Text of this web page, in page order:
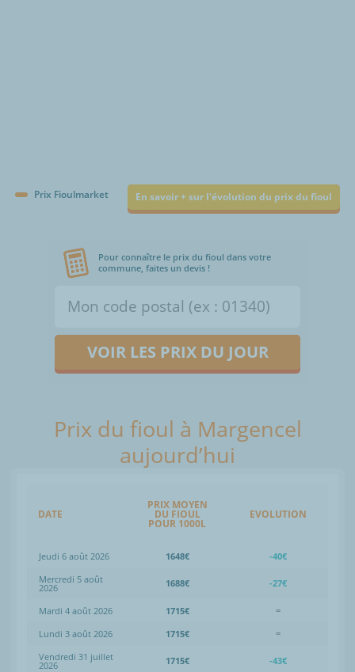
Prix Fioulmarket En savoir + sur l'évolution du prix du fioul
Pour connaître le prix du fioul dans votre
commune, faites un devis !
VOIR LES PRIX DU JOUR
Prix du fioul à Margencel
aujourd’hui
DATE
PRIX MOYEN
DU FIOUL
POUR 1000L
EVOLUTION
Jeudi 6 août 2026 1648€
-40€
Mercredi 5 août
2026 1688€ -27€
Mardi 4 août 2026 1715€
=
Lundi 3 août 2026
1715€
=
Vendredi 31 juillet
2026 1715€ -43€